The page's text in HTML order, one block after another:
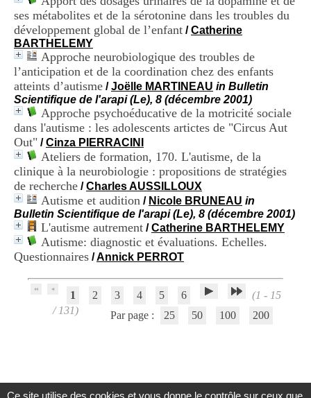
ses métabolites et de la sérotonine dans les troubles du
développement global de l’enfant /Catherine
BARTHELEMY
Approche neurobiologique des troubles de
l’anticipation et de la coordination chez des enfants
atteints d’autisme /Joëlle MARTINEAU in Bulletin
Scientifique de l'arapi (Le), 8 (décembre 2001)
Approche psychoéducative de la motricité sociale
dans l'autisme : les adolescents artictes de "Circus Aut
Out" /Cinza PIERRACINI
Ateliers de formation, 170. L'autisme, de la
clinique à la neurobiologie : propositions de stratégies
de recherche /Charles AUSSILLOUX
Autisme et audition / Nicole BRUNEAU in
Bulletin Scientifique de l'arapi (Le), 8 (décembre 2001)
L'autisme autrement /Catherine BARTHELEMY
Autisme: diagnostic et évaluations. Echelles.
Questionnaires /Annick PERROT
1 2 3 4 5 6
(1 - 15
/ 131)
Par page : 25 50 100 200
s
C
e
t
r
e
H
o
s
p
i
t
a
l
i
e
r
l
e
V
n
â
t
Ce site utilise des cookies et vous donne le contrôle sur ceux que